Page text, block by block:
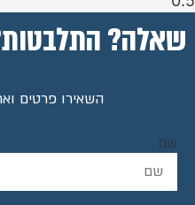
שאלה?
השאירו פרטים
שם